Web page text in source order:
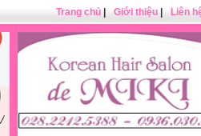
Trang chủ Giới thiệu Liên